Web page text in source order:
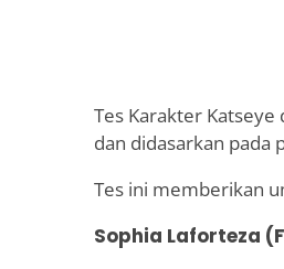
Tes Karakter
dan didasarkan pada
Tes ini memberikan
Sophia Laforteza